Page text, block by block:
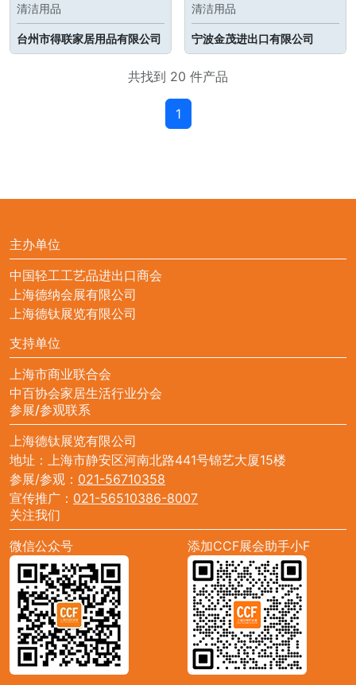
清洁用品
台州市得联家居用品有限公司
清洁用品
宁波金茂进出口有限公司
共找到 20 件产品
1
主办单位
中国轻工工艺品进出口商会
上海德纳会展有限公司
上海德钛展览有限公司
支持单位
上海市商业联合会
中百协会家居生活行业分会
参展/参观联系
上海德钛展览有限公司
地址：上海市静安区河南北路441号锦艺大厦15楼
参展/参观： 021-56710358
宣传推广： 021-56510386-8007
关注我们
微信公众号
添加CCF展会助手小F